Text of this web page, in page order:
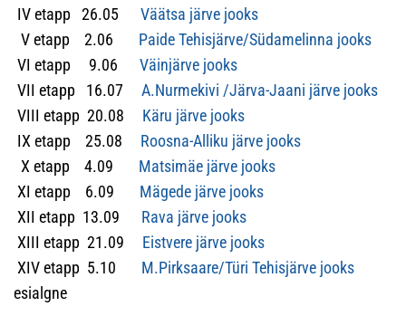
IV etapp 26.05
Väätsa järve jooks
V etapp 2.06 Paide Tehisjärve/Südamelinna jooks
VI etapp 9.06 Väinjärve jooks
VII etapp 16.07 A.Nurmekivi /Järva-Jaani järve jooks
VIII etapp 20.08 Käru järve jooks
IX etapp 25.08
Roosna-Alliku järve jooks
X etapp 4.09
Matsimäe järve jooks
XI etapp 6.09 Mägede järve jooks
XII etapp 13.09
Rava järve jooks
XIII etapp 21.09
Eistvere järve jooks
XIV etapp 5.10
M.Pirksaare/Türi Tehisjärve jooks
esialgne